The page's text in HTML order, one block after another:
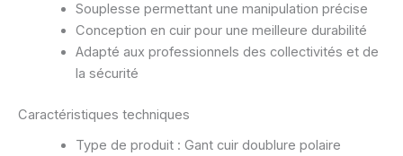
Souplesse permettant une manipulation précise
Conception en cuir pour une meilleure durabilité
Adapté aux professionnels des collectivités et de
la sécurité
Caractéristiques techniques
Type de produit : Gant cuir doublure polaire